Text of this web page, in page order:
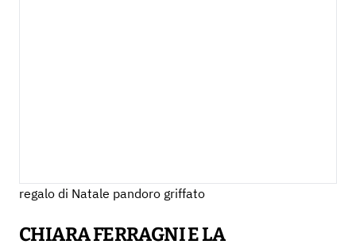
regalo di Natale pandoro griffato
CHIARA FERRAGNI E LA